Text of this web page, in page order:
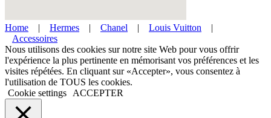
Home | Hermes | Chanel | Louis Vuitton
|
Accessoires
Nous utilisons des cookies sur notre site Web pour vous offrir
l'expérience la plus pertinente en mémorisant vos préférences et les
visites répétées. En cliquant sur «Accepter», vous consentez à
l'utilisation de TOUS les cookies.
Cookie settings
ACCEPTER